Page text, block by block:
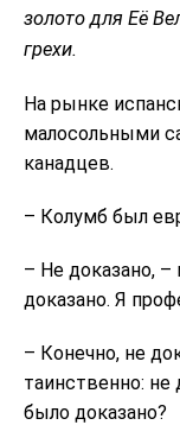
золото для Её
грехи.
На рынке
малосольными
канадцев.
– Колумб был
– Не доказано, –
доказано. Я
– Конечно, не
таинственно: не
было доказано?